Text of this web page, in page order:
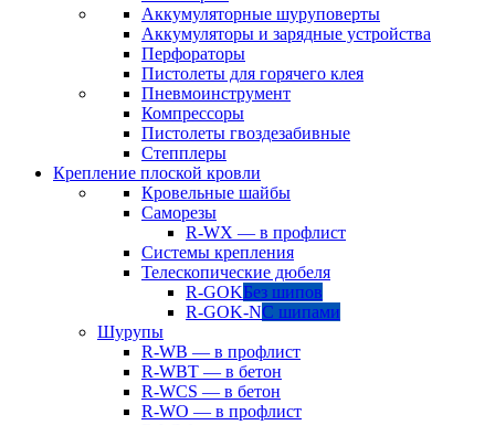
Аккумуляторные шуруповерты
Аккумуляторы и зарядные устройства
Перфораторы
Пистолеты для горячего клея
Пневмоинструмент
Компрессоры
Пистолеты гвоздезабивные
Степплеры
Крепление плоской кровли
Кровельные шайбы
Саморезы
R-WX — в профлист
Системы крепления
Телескопические дюбеля
R-GOKБез шипов
R-GOK-NС шипами
Шурупы
R-WB — в профлист
R-WBT — в бетон
R-WCS — в бетон
R-WO — в профлист